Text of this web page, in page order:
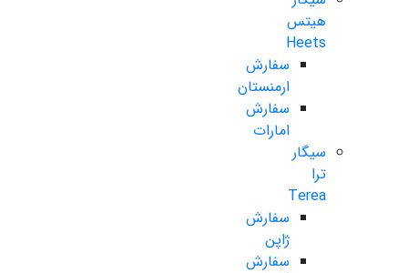
هیتس
Heets
سفارش
ارمنستان
سفارش
امارات
سیگار
ترا
Terea
سفارش
ژاپن
سفارش